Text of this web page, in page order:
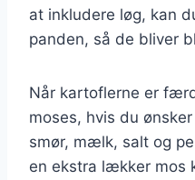
at inkludere løg, kan
panden, så de bliver
Når kartoflerne er
moses, hvis du
smør, mælk, salt og
en ekstra lækker mos